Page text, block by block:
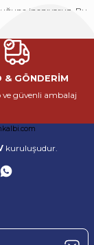
inanıyoruz. Bu
katkı sağlayacak
uzman
kullanıcıların
güvenilir, hızlı ve
bir e-ticaret
inanıyoruz. Bu
katkı sağlayacak
uzman
güvenilir, hızlı ve
bir e-ticaret
orijinal yedek
& GÖNDERİM
ve güvenli ambalaj
kuruluşudur.